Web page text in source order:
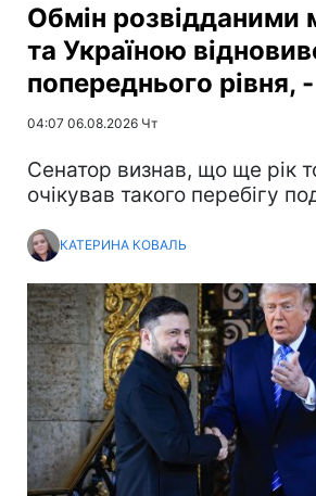
Обмін
та Україною
попереднього рівня,
04:07 06.08.2026 Чт
Сенатор визнав, що ще рік
очікував такого перебігу
КАТЕРИНА КОВАЛЬ